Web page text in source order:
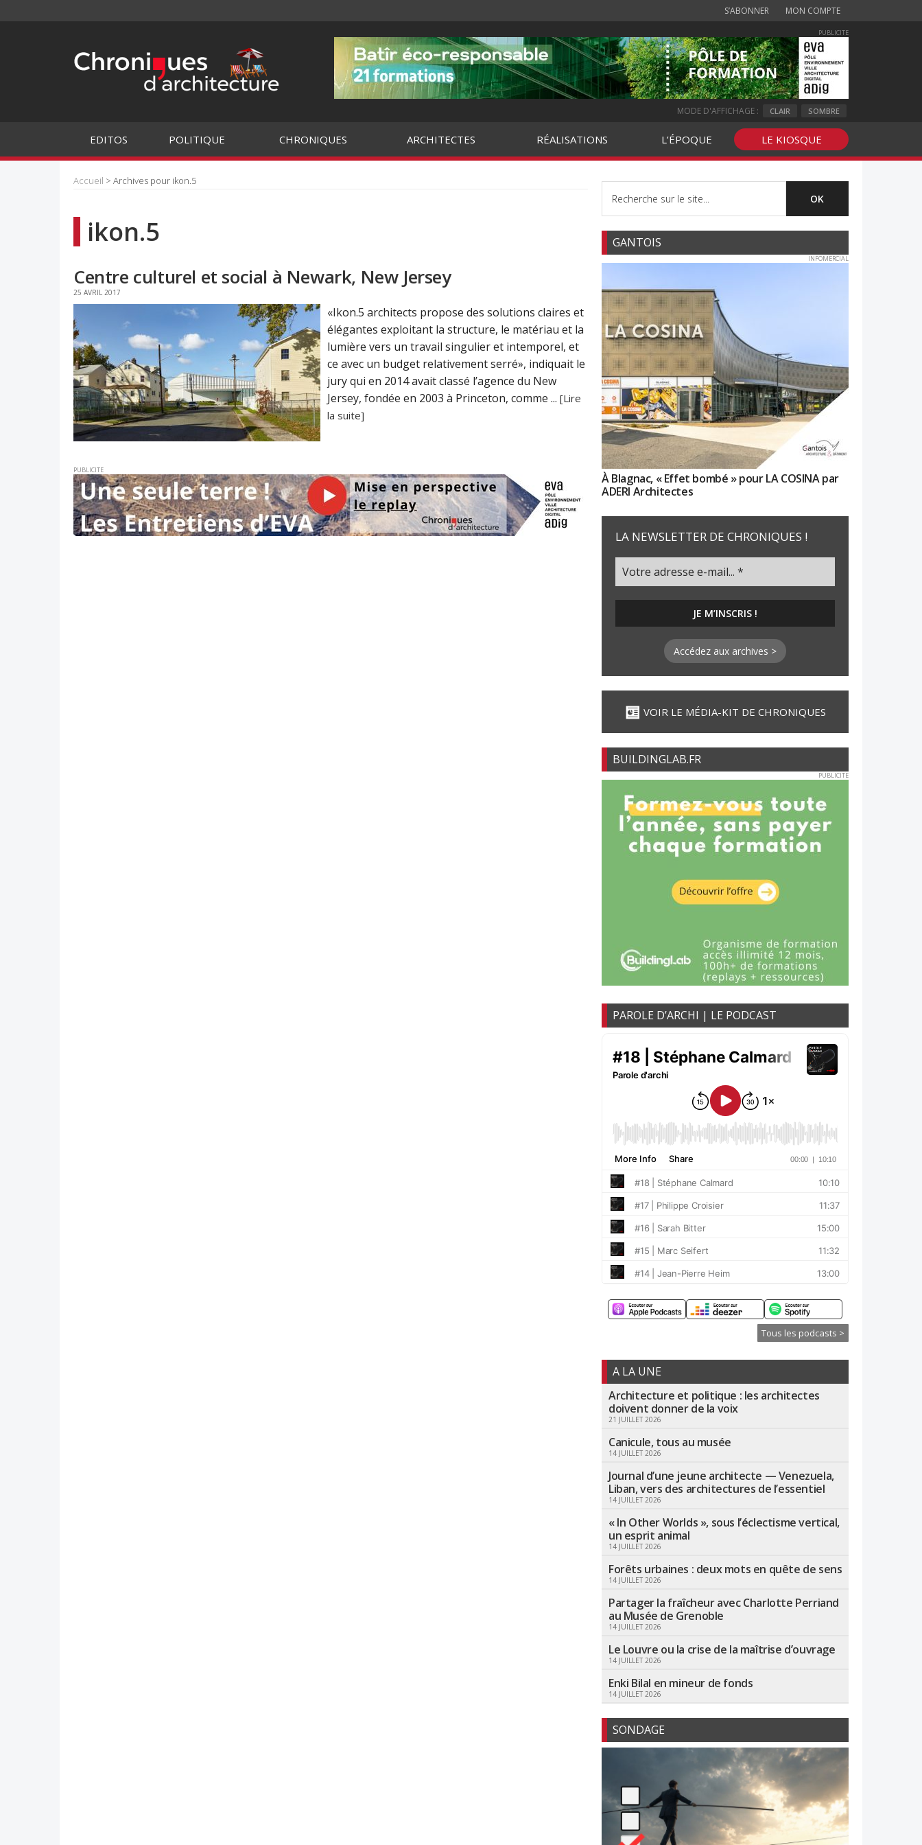
S’ABONNER MON COMPTE
PUBLICITE
MODE D'AFFICHAGE : CLAIR SOMBRE
EDITOS POLITIQUE CHRONIQUES ARCHITECTES RÉALISATIONS L’ÉPOQUE LE KIOSQUE
Accueil > Archives pour ikon.5
ikon.5
Centre culturel et social à Newark, New Jersey
25 AVRIL 2017
«Ikon.5 architects propose des solutions claires et
élégantes exploitant la structure, le matériau et la
lumière vers un travail singulier et intemporel, et
ce avec un budget relativement serré», indiquait le
jury qui en 2014 avait classé l’agence du New
Jersey, fondée en 2003 à Princeton, comme ... [Lire
la suite]
PUBLICITE
GANTOIS
INFOMERCIAL
À Blagnac, « Effet bombé » pour LA COSINA par
ADERI Architectes
LA NEWSLETTER DE CHRONIQUES !
Accédez aux archives >
VOIR LE MÉDIA-KIT DE CHRONIQUES
BUILDINGLAB.FR
PUBLICITE
PAROLE D’ARCHI | LE PODCAST
Tous les podcasts >
A LA UNE
Architecture et politique : les architectes
doivent donner de la voix
21 JUILLET 2026
Canicule, tous au musée
14 JUILLET 2026
Journal d’une jeune architecte — Venezuela,
Liban, vers des architectures de l’essentiel
14 JUILLET 2026
« In Other Worlds », sous l’éclectisme vertical,
un esprit animal
14 JUILLET 2026
Forêts urbaines : deux mots en quête de sens
14 JUILLET 2026
Partager la fraîcheur avec Charlotte Perriand
au Musée de Grenoble
14 JUILLET 2026
Le Louvre ou la crise de la maîtrise d’ouvrage
14 JUILLET 2026
Enki Bilal en mineur de fonds
14 JUILLET 2026
SONDAGE